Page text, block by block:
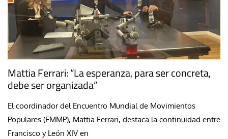
Mattia Ferrari: “La esperanza, para ser concreta,
debe ser organizada”
El coordinador del Encuentro Mundial de Movimientos
Populares (EMMP), Mattia Ferrari, destaca la continuidad entre
Francisco y León XIV en